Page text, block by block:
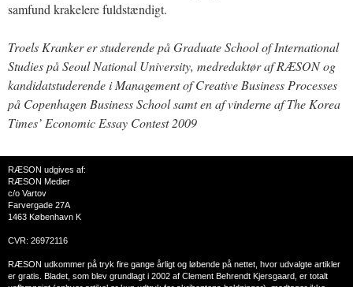
samfund krakelere fuldstændigt.
Troels Kranker er studerende på Graduate School of International
Studies på Seoul National University, medredaktør af RÆSON og
kandidatstuderende i Management of Creative Business Processes
på Copenhagen Business School samt en af vinderne af The Korea
Times’ Economic Essay Contest 2009
RÆSON udgives af:
RÆSON Medier
c/o Vartov
Farvergade 27A
1463 København K
CVR: 26972116
RÆSON udkommer på tryk fire gange årligt og løbende på nettet, hvor udvalgte artikler
er gratis. Bladet, som blev grundlagt i 2002 af Clement Behrendt Kjersgaard, er totalt